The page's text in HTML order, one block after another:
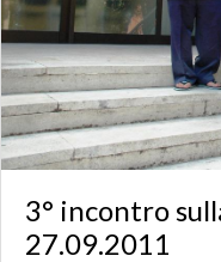
3° incontro
27.09.2011